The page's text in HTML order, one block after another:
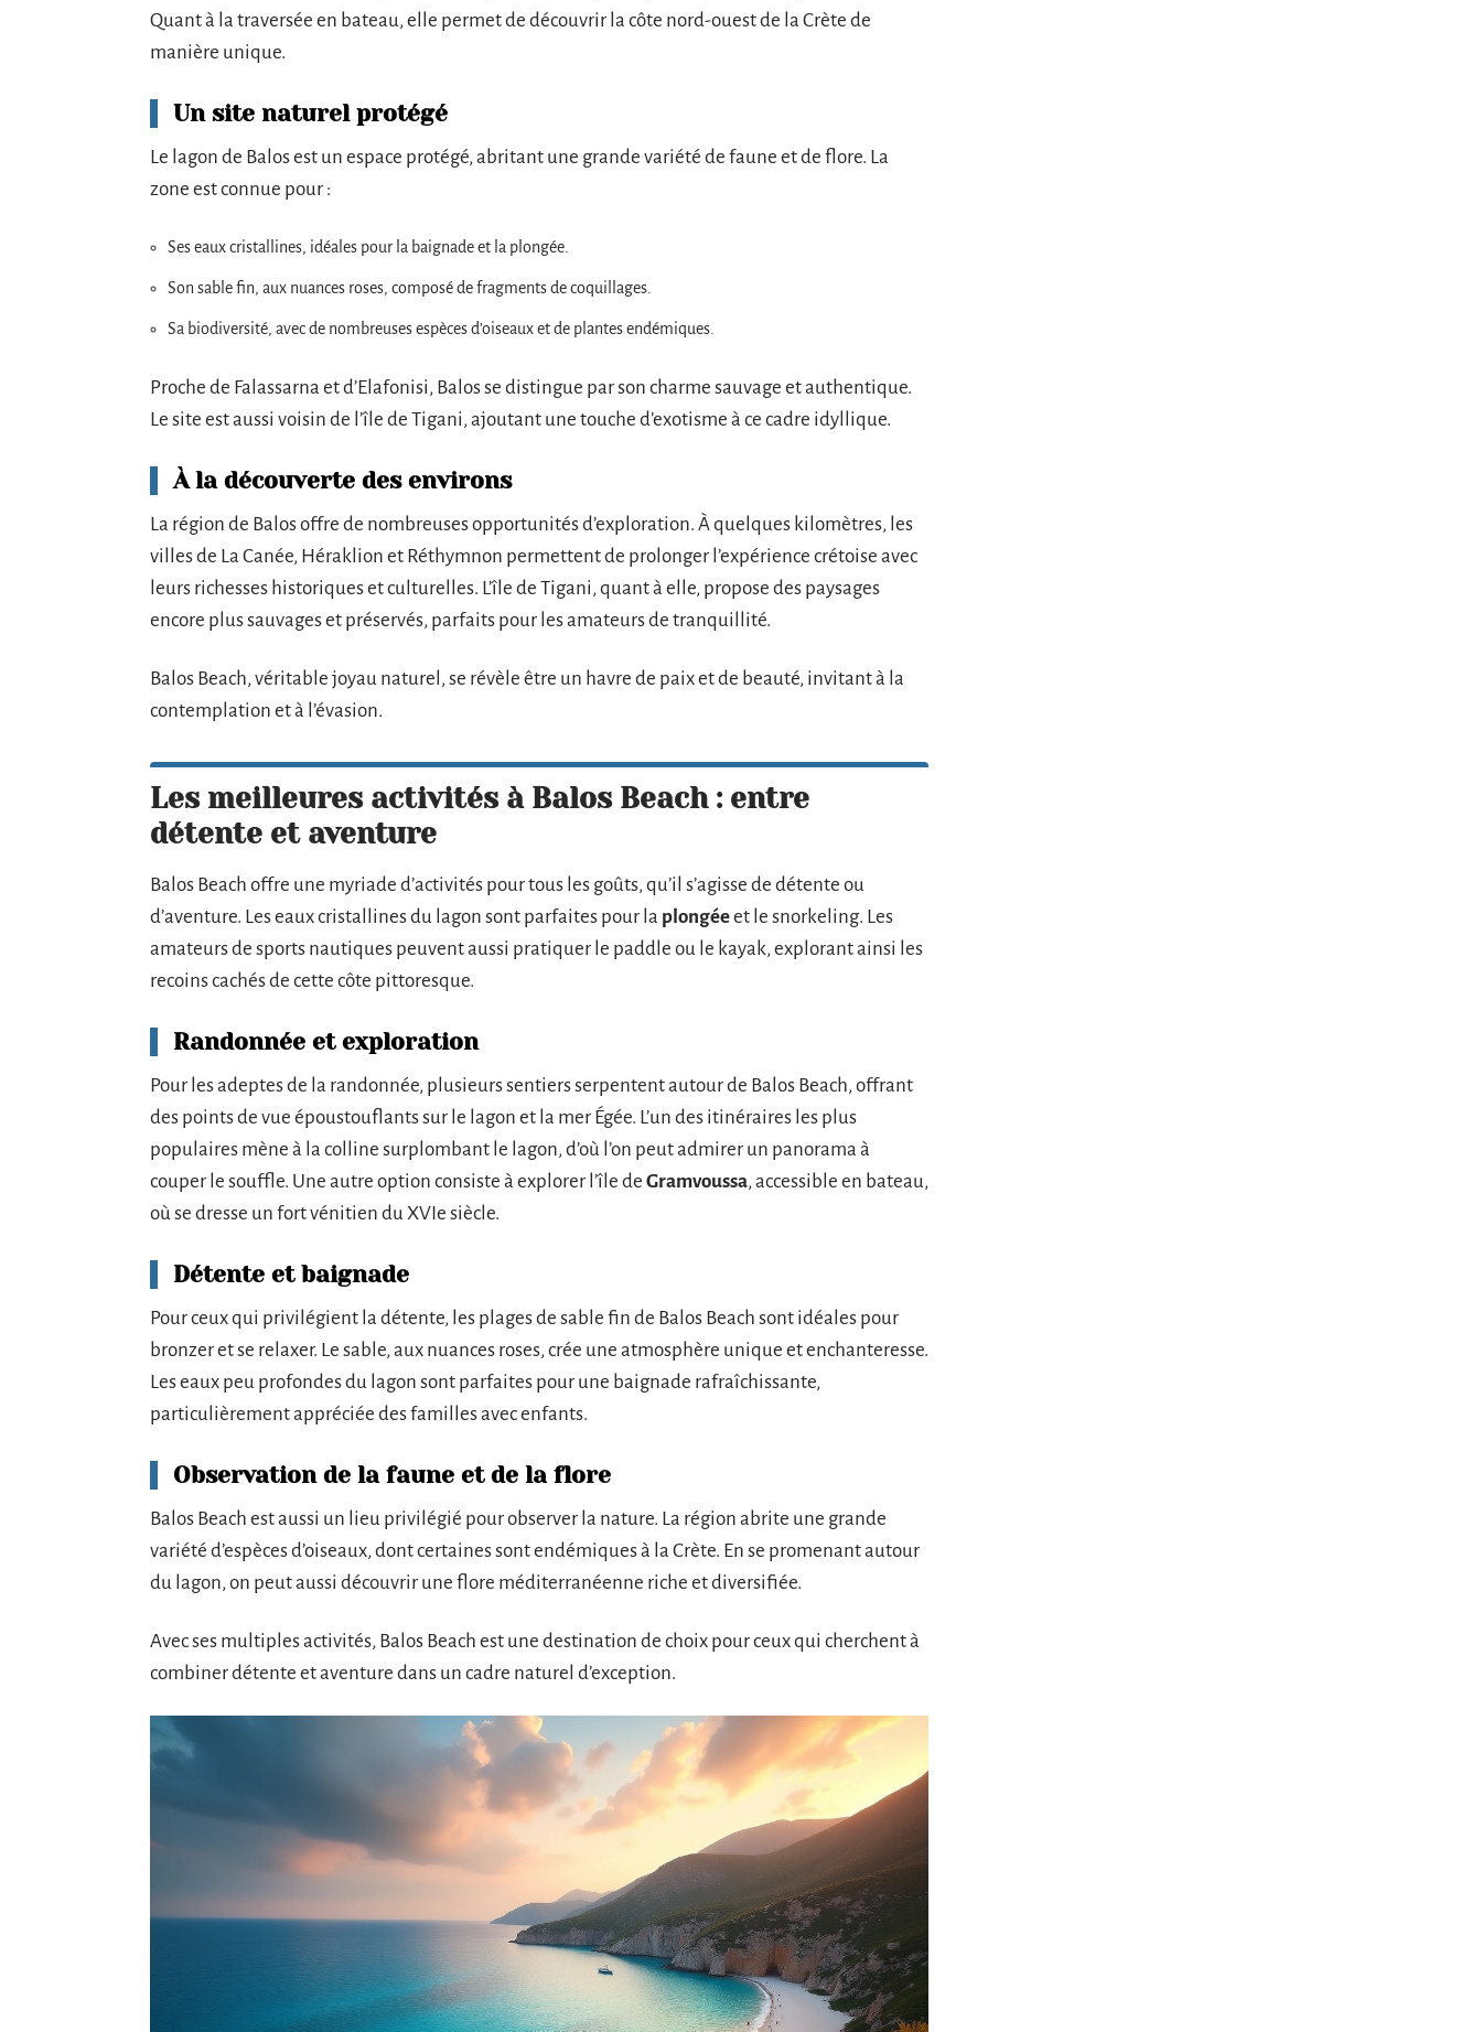
Quant à la traversée en bateau, elle permet de découvrir la côte nord-ouest de la Crète de
manière unique.
Un site naturel protégé
Le lagon de Balos est un espace protégé, abritant une grande variété de faune et de flore. La
zone est connue pour :
Ses eaux cristallines, idéales pour la baignade et la plongée.
Son sable fin, aux nuances roses, composé de fragments de coquillages.
Sa biodiversité, avec de nombreuses espèces d’oiseaux et de plantes endémiques.
Proche de Falassarna et d’Elafonisi, Balos se distingue par son charme sauvage et authentique.
Le site est aussi voisin de l’île de Tigani, ajoutant une touche d’exotisme à ce cadre idyllique.
À la découverte des environs
La région de Balos offre de nombreuses opportunités d’exploration. À quelques kilomètres, les
villes de La Canée, Héraklion et Réthymnon permettent de prolonger l’expérience crétoise avec
leurs richesses historiques et culturelles. L’île de Tigani, quant à elle, propose des paysages
encore plus sauvages et préservés, parfaits pour les amateurs de tranquillité.
Balos Beach, véritable joyau naturel, se révèle être un havre de paix et de beauté, invitant à la
contemplation et à l’évasion.
Les meilleures activités à Balos Beach : entre
détente et aventure
Balos Beach offre une myriade d’activités pour tous les goûts, qu’il s’agisse de détente ou
d’aventure. Les eaux cristallines du lagon sont parfaites pour la plongéeet le snorkeling. Les
amateurs de sports nautiques peuvent aussi pratiquer le paddle ou le kayak, explorant ainsi les
recoins cachés de cette côte pittoresque.
Randonnée et exploration
Pour les adeptes de la randonnée, plusieurs sentiers serpentent autour de Balos Beach, offrant
des points de vue époustouflants sur le lagon et la mer Égée. L’un des itinéraires les plus
populaires mène à la colline surplombant le lagon, d’où l’on peut admirer un panorama à
couper le souffle. Une autre option consiste à explorer l’île de Gramvoussa, accessible en bateau,
où se dresse un fort vénitien du XVIe siècle.
Détente et baignade
Pour ceux qui privilégient la détente, les plages de sable fin de Balos Beach sont idéales pour
bronzer et se relaxer. Le sable, aux nuances roses, crée une atmosphère unique et enchanteresse.
Les eaux peu profondes du lagon sont parfaites pour une baignade rafraîchissante,
particulièrement appréciée des familles avec enfants.
Observation de la faune et de la flore
Balos Beach est aussi un lieu privilégié pour observer la nature. La région abrite une grande
variété d’espèces d’oiseaux, dont certaines sont endémiques à la Crète. En se promenant autour
du lagon, on peut aussi découvrir une flore méditerranéenne riche et diversifiée.
Avec ses multiples activités, Balos Beach est une destination de choix pour ceux qui cherchent à
combiner détente et aventure dans un cadre naturel d’exception.